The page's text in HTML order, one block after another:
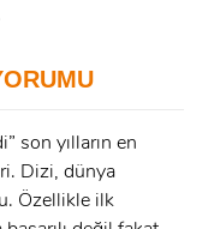
son yılların en
Dizi, dünya
Özellikle ilk